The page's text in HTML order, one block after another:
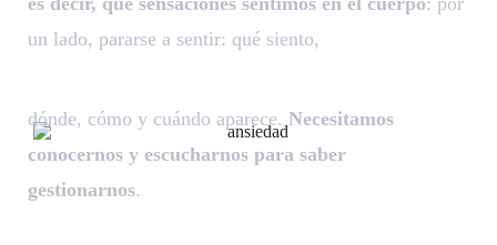
un lado, pararse a sentir: qué siento,
dónde, cómo y cuándo aparece. Necesitamos
conocernos y escucharnos para saber
gestionarnos.